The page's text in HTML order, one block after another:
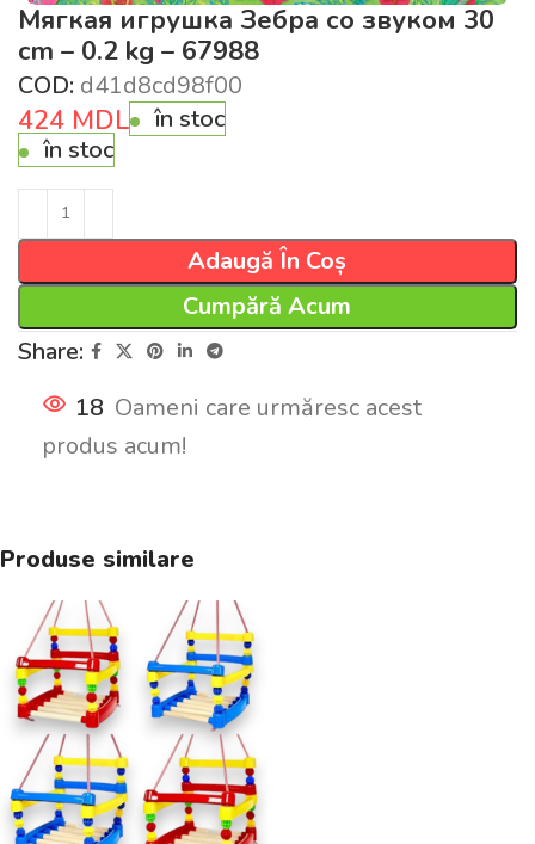
Мягкая игрушка Зебра со звуком 30
cm – 0.2 kg – 67988
COD: d41d8cd98f00
424 MDL
în stoc
în stoc
Adaugă În Coș
Cumpără Acum
Share:
18 Oameni care urmăresc acest
produs acum!
Produse similare